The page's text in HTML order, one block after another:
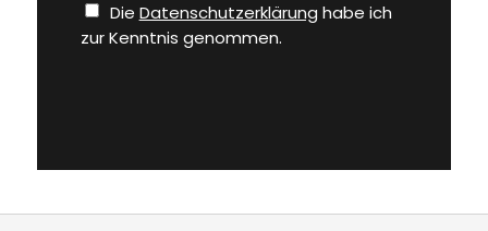
Die Datenschutzerklärung habe ich
zur Kenntnis genommen.